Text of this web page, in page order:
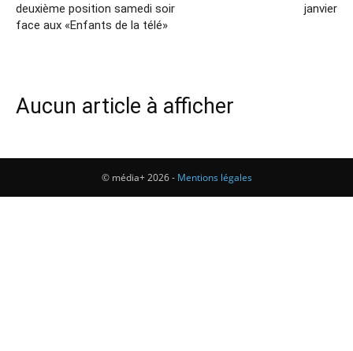
deuxième position samedi soir
face aux «Enfants de la télé»
janvier
Aucun article à afficher
© média+ 2026 - Mentions légales